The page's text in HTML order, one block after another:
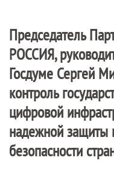
Председатель
РОССИЯ,
Госдуме Сергей
контроль
цифровой
надежной защиты
безопасности